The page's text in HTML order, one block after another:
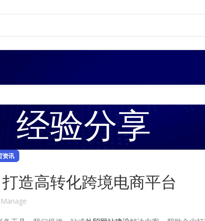
经验分享
资讯
造高转化跨境电商平台
Manage